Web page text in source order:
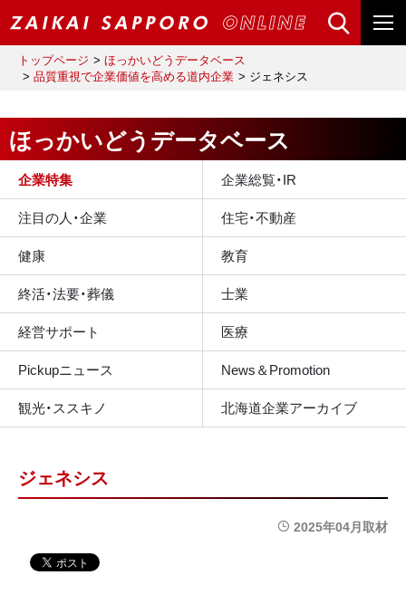
トップページ
ほっかいどうデータベース
品質重視で企業価値を高める道内企業
ジェネシス
ほっかいどうデータベース
企業特集
企業総覧・IR
注目の人・企業
住宅・不動産
健康
教育
終活・法要・葬儀
士業
経営サポート
医療
Pickupニュース
News＆Promotion
観光・ススキノ
北海道企業アーカイブ
ジェネシス
2025年04月取材